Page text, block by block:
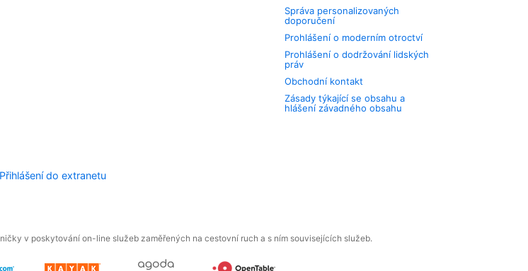
Správa personalizovaných
doporučení
Prohlášení o moderním otroctví
Prohlášení o dodržování lidských
práv
Obchodní kontakt
Zásady týkající se obsahu a
hlášení závadného obsahu
Přihlášení do extranetu
v poskytování on-line služeb zaměřených na cestovní ruch a s ním souvisejících služeb.